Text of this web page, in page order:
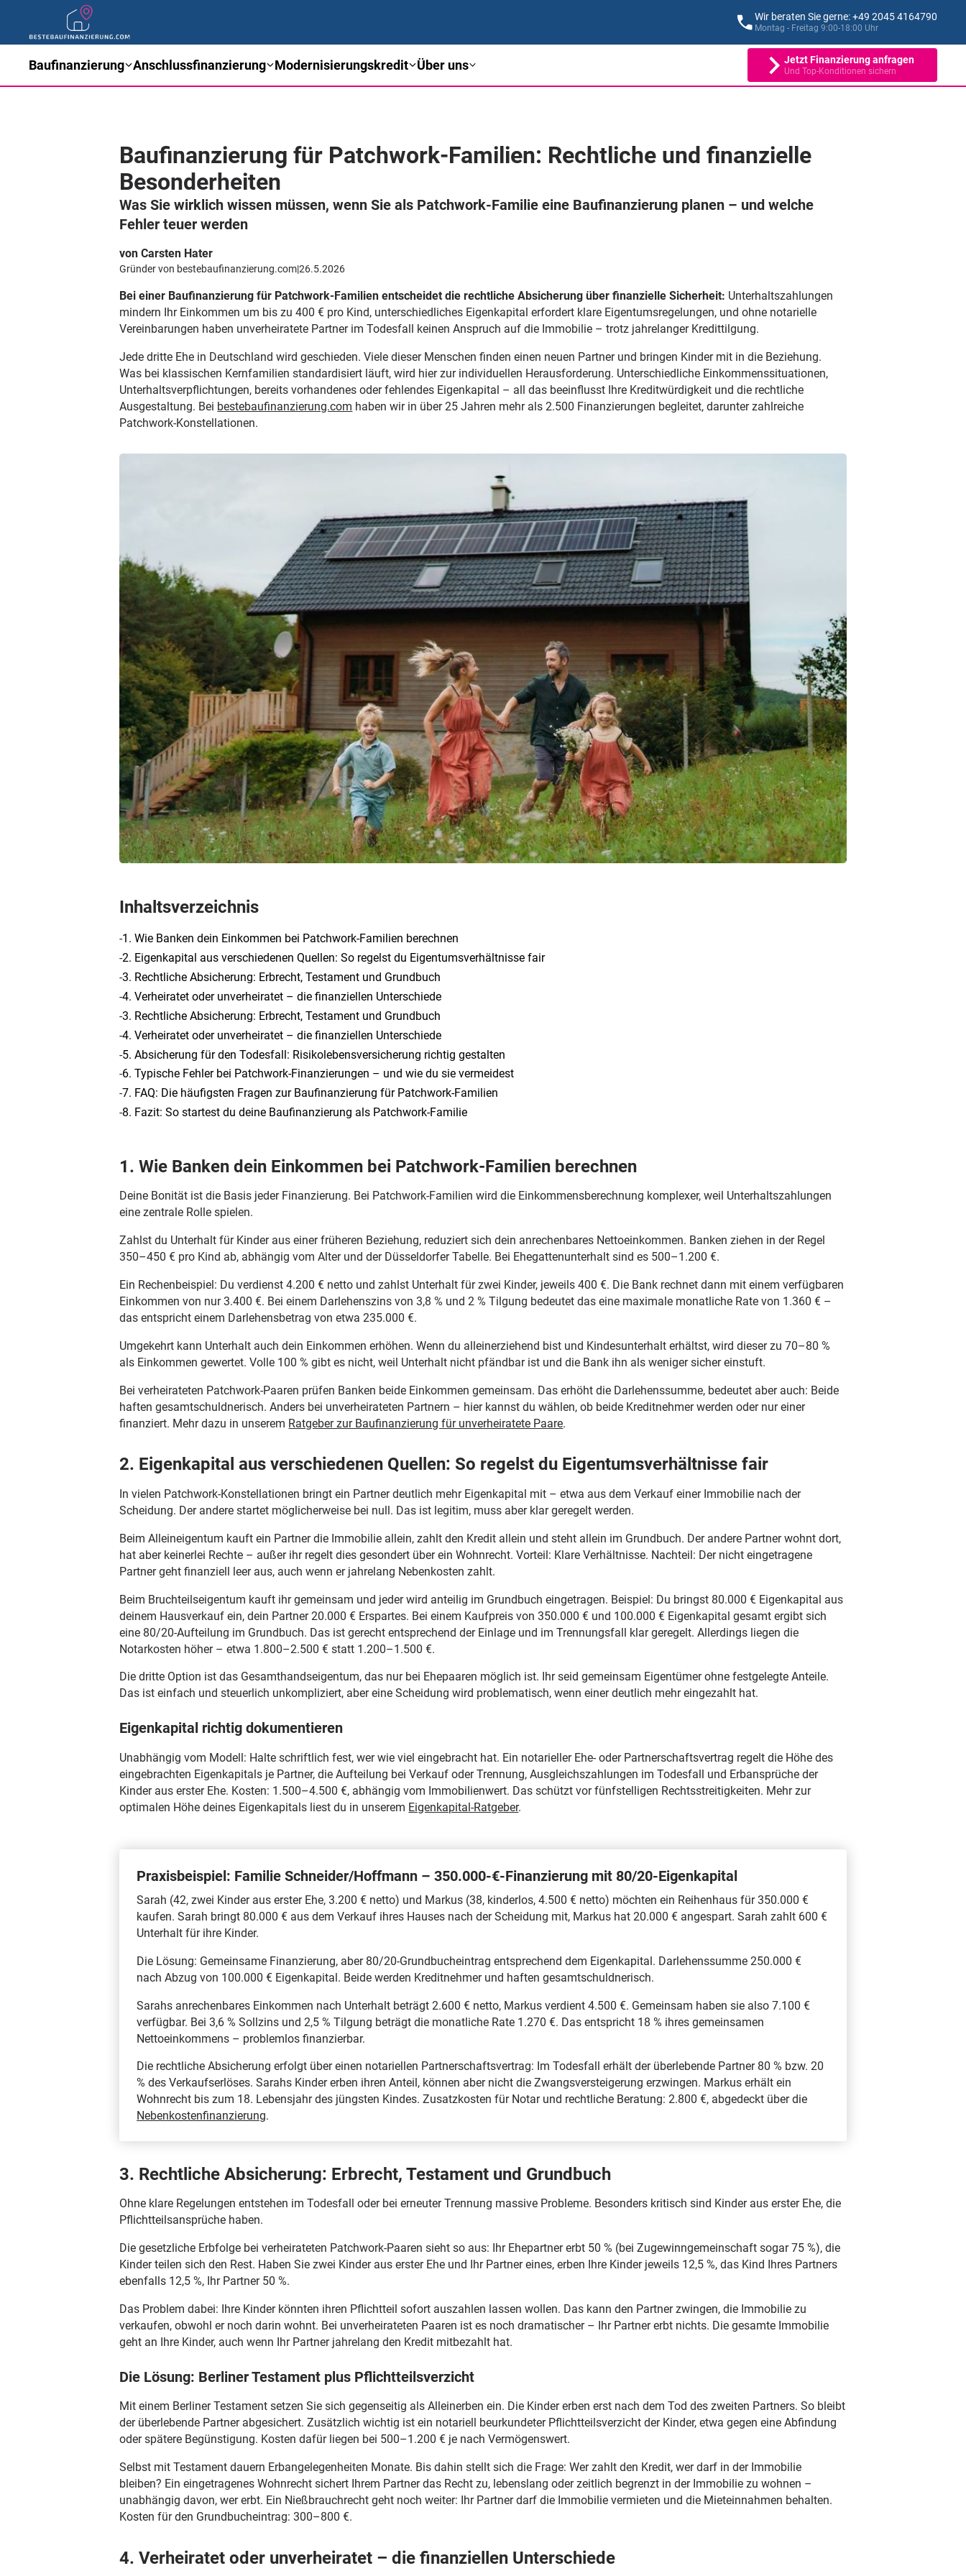
Wir beraten Sie gerne: +49 2045 4164790
Montag - Freitag 9:00-18:00 Uhr
Baufinanzierung Anschlussfinanzierung Modernisierungskredit Über uns Jetzt Finanzierung anfragen
Und Top-Konditionen sichern
Baufinanzierung für Patchwork-Familien: Rechtliche und finanzielle
Besonderheiten
Was Sie wirklich wissen müssen, wenn Sie als Patchwork-Familie eine Baufinanzierung planen – und welche
Fehler teuer werden
von Carsten Hater
Gründer von bestebaufinanzierung.com|26.5.2026
Bei einer Baufinanzierung für Patchwork-Familien entscheidet die rechtliche Absicherung über finanzielle Sicherheit: Unterhaltszahlungen
mindern Ihr Einkommen um bis zu 400 € pro Kind, unterschiedliches Eigenkapital erfordert klare Eigentumsregelungen, und ohne notarielle
Vereinbarungen haben unverheiratete Partner im Todesfall keinen Anspruch auf die Immobilie – trotz jahrelanger Kredittilgung.
Jede dritte Ehe in Deutschland wird geschieden. Viele dieser Menschen finden einen neuen Partner und bringen Kinder mit in die Beziehung.
Was bei klassischen Kernfamilien standardisiert läuft, wird hier zur individuellen Herausforderung. Unterschiedliche Einkommenssituationen,
Unterhaltsverpflichtungen, bereits vorhandenes oder fehlendes Eigenkapital – all das beeinflusst Ihre Kreditwürdigkeit und die rechtliche
Ausgestaltung. Bei bestebaufinanzierung.com haben wir in über 25 Jahren mehr als 2.500 Finanzierungen begleitet, darunter zahlreiche
Patchwork-Konstellationen.
Inhaltsverzeichnis
-1. Wie Banken dein Einkommen bei Patchwork-Familien berechnen
-2. Eigenkapital aus verschiedenen Quellen: So regelst du Eigentumsverhältnisse fair
-3. Rechtliche Absicherung: Erbrecht, Testament und Grundbuch
-4. Verheiratet oder unverheiratet – die finanziellen Unterschiede
-3. Rechtliche Absicherung: Erbrecht, Testament und Grundbuch
-4. Verheiratet oder unverheiratet – die finanziellen Unterschiede
-5. Absicherung für den Todesfall: Risikolebensversicherung richtig gestalten
-6. Typische Fehler bei Patchwork-Finanzierungen – und wie du sie vermeidest
-7. FAQ: Die häufigsten Fragen zur Baufinanzierung für Patchwork-Familien
-8. Fazit: So startest du deine Baufinanzierung als Patchwork-Familie
1. Wie Banken dein Einkommen bei Patchwork-Familien berechnen
Deine Bonität ist die Basis jeder Finanzierung. Bei Patchwork-Familien wird die Einkommensberechnung komplexer, weil Unterhaltszahlungen
eine zentrale Rolle spielen.
Zahlst du Unterhalt für Kinder aus einer früheren Beziehung, reduziert sich dein anrechenbares Nettoeinkommen. Banken ziehen in der Regel
350–450 € pro Kind ab, abhängig vom Alter und der Düsseldorfer Tabelle. Bei Ehegattenunterhalt sind es 500–1.200 €.
Ein Rechenbeispiel: Du verdienst 4.200 € netto und zahlst Unterhalt für zwei Kinder, jeweils 400 €. Die Bank rechnet dann mit einem verfügbaren
Einkommen von nur 3.400 €. Bei einem Darlehenszins von 3,8 % und 2 % Tilgung bedeutet das eine maximale monatliche Rate von 1.360 € –
das entspricht einem Darlehensbetrag von etwa 235.000 €.
Umgekehrt kann Unterhalt auch dein Einkommen erhöhen. Wenn du alleinerziehend bist und Kindesunterhalt erhältst, wird dieser zu 70–80 %
als Einkommen gewertet. Volle 100 % gibt es nicht, weil Unterhalt nicht pfändbar ist und die Bank ihn als weniger sicher einstuft.
Bei verheirateten Patchwork-Paaren prüfen Banken beide Einkommen gemeinsam. Das erhöht die Darlehenssumme, bedeutet aber auch: Beide
haften gesamtschuldnerisch. Anders bei unverheirateten Partnern – hier kannst du wählen, ob beide Kreditnehmer werden oder nur einer
finanziert. Mehr dazu in unserem Ratgeber zur Baufinanzierung für unverheiratete Paare.
2. Eigenkapital aus verschiedenen Quellen: So regelst du Eigentumsverhältnisse fair
In vielen Patchwork-Konstellationen bringt ein Partner deutlich mehr Eigenkapital mit – etwa aus dem Verkauf einer Immobilie nach der
Scheidung. Der andere startet möglicherweise bei null. Das ist legitim, muss aber klar geregelt werden.
Beim Alleineigentum kauft ein Partner die Immobilie allein, zahlt den Kredit allein und steht allein im Grundbuch. Der andere Partner wohnt dort,
hat aber keinerlei Rechte – außer ihr regelt dies gesondert über ein Wohnrecht. Vorteil: Klare Verhältnisse. Nachteil: Der nicht eingetragene
Partner geht finanziell leer aus, auch wenn er jahrelang Nebenkosten zahlt.
Beim Bruchteilseigentum kauft ihr gemeinsam und jeder wird anteilig im Grundbuch eingetragen. Beispiel: Du bringst 80.000 € Eigenkapital aus
deinem Hausverkauf ein, dein Partner 20.000 € Erspartes. Bei einem Kaufpreis von 350.000 € und 100.000 € Eigenkapital gesamt ergibt sich
eine 80/20-Aufteilung im Grundbuch. Das ist gerecht entsprechend der Einlage und im Trennungsfall klar geregelt. Allerdings liegen die
Notarkosten höher – etwa 1.800–2.500 € statt 1.200–1.500 €.
Die dritte Option ist das Gesamthandseigentum, das nur bei Ehepaaren möglich ist. Ihr seid gemeinsam Eigentümer ohne festgelegte Anteile.
Das ist einfach und steuerlich unkompliziert, aber eine Scheidung wird problematisch, wenn einer deutlich mehr eingezahlt hat.
Eigenkapital richtig dokumentieren
Unabhängig vom Modell: Halte schriftlich fest, wer wie viel eingebracht hat. Ein notarieller Ehe- oder Partnerschaftsvertrag regelt die Höhe des
eingebrachten Eigenkapitals je Partner, die Aufteilung bei Verkauf oder Trennung, Ausgleichszahlungen im Todesfall und Erbansprüche der
Kinder aus erster Ehe. Kosten: 1.500–4.500 €, abhängig vom Immobilienwert. Das schützt vor fünfstelligen Rechtsstreitigkeiten. Mehr zur
optimalen Höhe deines Eigenkapitals liest du in unserem Eigenkapital-Ratgeber.
Praxisbeispiel: Familie Schneider/Hoffmann – 350.000-€-Finanzierung mit 80/20-Eigenkapital
Sarah (42, zwei Kinder aus erster Ehe, 3.200 € netto) und Markus (38, kinderlos, 4.500 € netto) möchten ein Reihenhaus für 350.000 €
kaufen. Sarah bringt 80.000 € aus dem Verkauf ihres Hauses nach der Scheidung mit, Markus hat 20.000 € angespart. Sarah zahlt 600 €
Unterhalt für ihre Kinder.
Die Lösung: Gemeinsame Finanzierung, aber 80/20-Grundbucheintrag entsprechend dem Eigenkapital. Darlehenssumme 250.000 €
nach Abzug von 100.000 € Eigenkapital. Beide werden Kreditnehmer und haften gesamtschuldnerisch.
Sarahs anrechenbares Einkommen nach Unterhalt beträgt 2.600 € netto, Markus verdient 4.500 €. Gemeinsam haben sie also 7.100 €
verfügbar. Bei 3,6 % Sollzins und 2,5 % Tilgung beträgt die monatliche Rate 1.270 €. Das entspricht 18 % ihres gemeinsamen
Nettoeinkommens – problemlos finanzierbar.
Die rechtliche Absicherung erfolgt über einen notariellen Partnerschaftsvertrag: Im Todesfall erhält der überlebende Partner 80 % bzw. 20
% des Verkaufserlöses. Sarahs Kinder erben ihren Anteil, können aber nicht die Zwangsversteigerung erzwingen. Markus erhält ein
Wohnrecht bis zum 18. Lebensjahr des jüngsten Kindes. Zusatzkosten für Notar und rechtliche Beratung: 2.800 €, abgedeckt über die
Nebenkostenfinanzierung.
3. Rechtliche Absicherung: Erbrecht, Testament und Grundbuch
Ohne klare Regelungen entstehen im Todesfall oder bei erneuter Trennung massive Probleme. Besonders kritisch sind Kinder aus erster Ehe, die
Pflichtteilsansprüche haben.
Die gesetzliche Erbfolge bei verheirateten Patchwork-Paaren sieht so aus: Ihr Ehepartner erbt 50 % (bei Zugewinngemeinschaft sogar 75 %), die
Kinder teilen sich den Rest. Haben Sie zwei Kinder aus erster Ehe und Ihr Partner eines, erben Ihre Kinder jeweils 12,5 %, das Kind Ihres Partners
ebenfalls 12,5 %, Ihr Partner 50 %.
Das Problem dabei: Ihre Kinder könnten ihren Pflichtteil sofort auszahlen lassen wollen. Das kann den Partner zwingen, die Immobilie zu
verkaufen, obwohl er noch darin wohnt. Bei unverheirateten Paaren ist es noch dramatischer – Ihr Partner erbt nichts. Die gesamte Immobilie
geht an Ihre Kinder, auch wenn Ihr Partner jahrelang den Kredit mitbezahlt hat.
Die Lösung: Berliner Testament plus Pflichtteilsverzicht
Mit einem Berliner Testament setzen Sie sich gegenseitig als Alleinerben ein. Die Kinder erben erst nach dem Tod des zweiten Partners. So bleibt
der überlebende Partner abgesichert. Zusätzlich wichtig ist ein notariell beurkundeter Pflichtteilsverzicht der Kinder, etwa gegen eine Abfindung
oder spätere Begünstigung. Kosten dafür liegen bei 500–1.200 € je nach Vermögenswert.
Selbst mit Testament dauern Erbangelegenheiten Monate. Bis dahin stellt sich die Frage: Wer zahlt den Kredit, wer darf in der Immobilie
bleiben? Ein eingetragenes Wohnrecht sichert Ihrem Partner das Recht zu, lebenslang oder zeitlich begrenzt in der Immobilie zu wohnen –
unabhängig davon, wer erbt. Ein Nießbrauchrecht geht noch weiter: Ihr Partner darf die Immobilie vermieten und die Mieteinnahmen behalten.
Kosten für den Grundbucheintrag: 300–800 €.
4. Verheiratet oder unverheiratet – die finanziellen Unterschiede